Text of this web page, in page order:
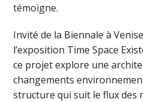
témoigne.
Invité de la Biennale à
l’exposition Time Space
ce projet explore une
changements
structure qui suit le flux des